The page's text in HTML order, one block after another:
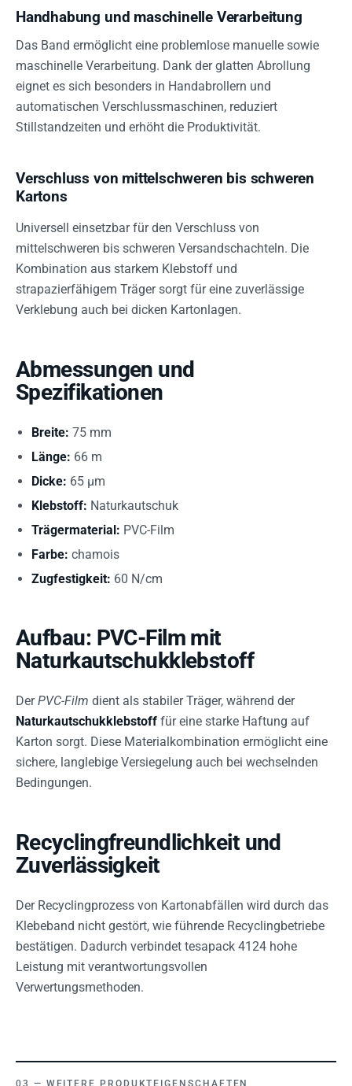
Handhabung und maschinelle Verarbeitung
Das Band ermöglicht eine problemlose manuelle sowie
maschinelle Verarbeitung. Dank der glatten Abrollung
eignet es sich besonders in Handabrollern und
automatischen Verschlussmaschinen, reduziert
Stillstandzeiten und erhöht die Produktivität.
Verschluss von mittelschweren bis schweren
Kartons
Universell einsetzbar für den Verschluss von
mittelschweren bis schweren Versandschachteln. Die
Kombination aus starkem Klebstoff und
strapazierfähigem Träger sorgt für eine zuverlässige
Verklebung auch bei dicken Kartonlagen.
Abmessungen und
Spezifikationen
Breite: 75 mm
Länge: 66 m
Dicke: 65 µm
Klebstoff: Naturkautschuk
Trägermaterial: PVC-Film
Farbe: chamois
Zugfestigkeit: 60 N/cm
Aufbau: PVC-Film mit
Naturkautschukklebstoff
DerPVC-Film dient als stabiler Träger, während der
Naturkautschukklebstoff für eine starke Haftung auf
Karton sorgt. Diese Materialkombination ermöglicht eine
sichere, langlebige Versiegelung auch bei wechselnden
Bedingungen.
Recyclingfreundlichkeit und
Zuverlässigkeit
Der Recyclingprozess von Kartonabfällen wird durch das
Klebeband nicht gestört, wie führende Recyclingbetriebe
bestätigen. Dadurch verbindet tesapack 4124 hohe
Leistung mit verantwortungsvollen
Verwertungsmethoden.
WEITERE PRODUKTEIGENSCHAFTEN